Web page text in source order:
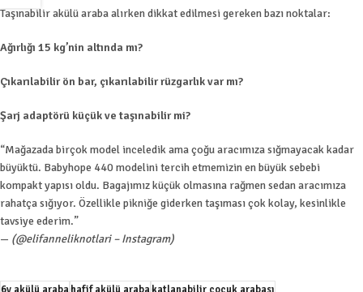
Taşınabilir akülü araba alırken dikkat edilmesi gereken bazı noktalar:
Ağırlığı 15 kg’nin altında mı?
Çıkarılabilir ön bar, çıkarılabilir rüzgarlık var mı?
Şarj adaptörü küçük ve taşınabilir mi?
“Mağazada birçok model inceledik ama çoğu aracımıza sığmayacak kadar
büyüktü. Babyhope 440 modelini tercih etmemizin en büyük sebebi
kompakt yapısı oldu. Bagajımız küçük olmasına rağmen sedan aracımıza
rahatça sığıyor. Özellikle pikniğe giderken taşıması çok kolay, kesinlikle
tavsiye ederim.”
— (@elifanneliknotlari – Instagram)